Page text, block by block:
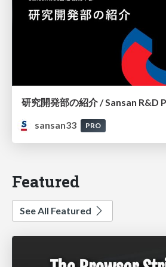
研究開発部の紹介 / Sansan R&D
sansan33
PRO
Featured
See All Featured